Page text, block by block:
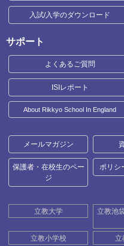
入試/入学のダウンロード
サポート
よくあるご質問
ISIレポート
About Rikkyo School In England
メールマガジン
保護者・在校生のペー
ジ
ポリシ
立教大学
立教池
立教小学校
立